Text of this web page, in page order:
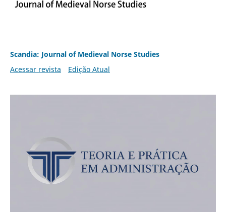
Scandia: Journal of Medieval Norse Studies
Acessar revista
Edição Atual